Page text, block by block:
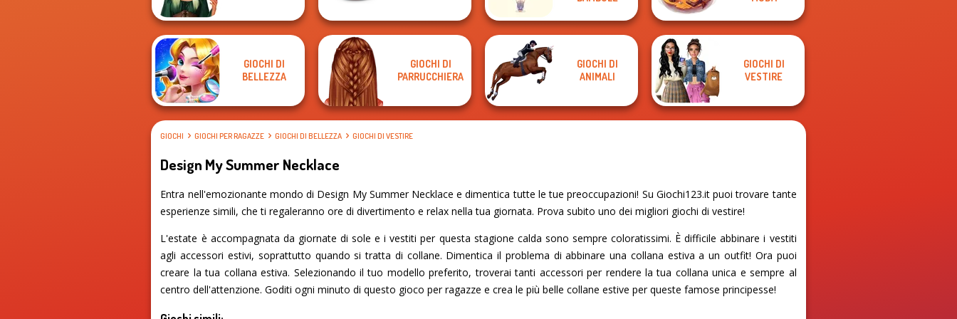
GIOCHI DI
BELLEZZA
GIOCHI DI
PARRUCCHIERA
GIOCHI DI
ANIMALI
GIOCHI DI
VESTIRE
GIOCHI GIOCHI PER RAGAZZE GIOCHI DI BELLEZZA GIOCHI DI VESTIRE
Design My Summer Necklace
Entra nell'emozionante mondo di Design My Summer Necklace e dimentica tutte le tue preoccupazioni! Su Giochi123.it puoi trovare tante
esperienze simili, che ti regaleranno ore di divertimento e relax nella tua giornata. Prova subito uno dei migliori giochi di vestire!
L'estate è accompagnata da giornate di sole e i vestiti per questa stagione calda sono sempre coloratissimi. È difficile abbinare i vestiti
agli accessori estivi, soprattutto quando si tratta di collane. Dimentica il problema di abbinare una collana estiva a un outfit! Ora puoi
creare la tua collana estiva. Selezionando il tuo modello preferito, troverai tanti accessori per rendere la tua collana unica e sempre al
centro dell'attenzione. Goditi ogni minuto di questo gioco per ragazze e crea le più belle collane estive per queste famose principesse!